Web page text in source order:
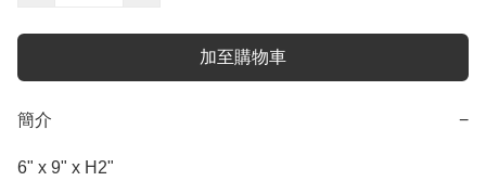
加至購物車
簡介 −
6" x 9" x H2"